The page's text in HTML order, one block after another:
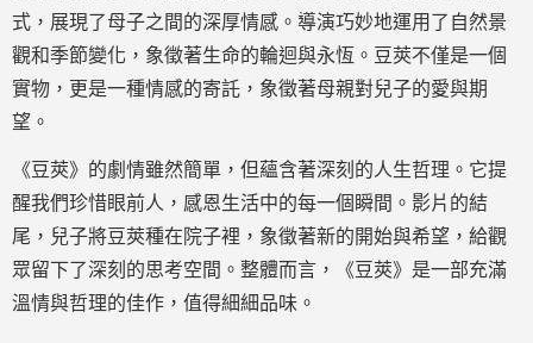
式，展現了母子之間的深厚情感。導演巧妙地運用了自然景
觀和季節變化，象徵著生命的輪迴與永恆。豆莢不僅是一個
實物，更是一種情感的寄託，象徵著母親對兒子的愛與期
望。
《豆莢》的劇情雖然簡單，但蘊含著深刻的人生哲理。它提
醒我們珍惜眼前人，感恩生活中的每一個瞬間。影片的結
尾，兒子將豆莢種在院子裡，象徵著新的開始與希望，給觀
眾留下了深刻的思考空間。整體而言，《豆莢》是一部充滿
溫情與哲理的佳作，值得細細品味。